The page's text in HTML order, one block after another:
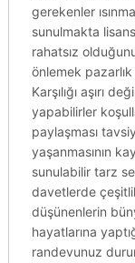
gerekenler
sunulmakta
rahatsız
önlemek
Karşılığı aşırı
yapabilirler
paylaşması
yaşanmasının
sunulabilir tarz
davetlerde
düşünenlerin
hayatlarına
randevunuz